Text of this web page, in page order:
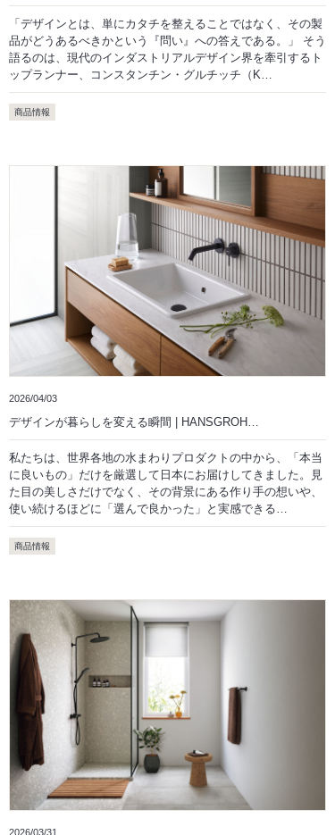
「デザインとは、単にカタチを整えることではなく、その製
品がどうあるべきかという『問い』への答えである。」 そう
語るのは、現代のインダストリアルデザイン界を牽引するト
ップランナー、コンスタンチン・グルチッチ（K…
商品情報
2026/04/03
デザインが暮らしを変える瞬間 | HANSGROH…
私たちは、世界各地の水まわりプロダクトの中から、「本当
に良いもの」だけを厳選して日本にお届けしてきました。見
た目の美しさだけでなく、その背景にある作り手の想いや、
使い続けるほどに「選んで良かった」と実感できる…
商品情報
2026/03/31